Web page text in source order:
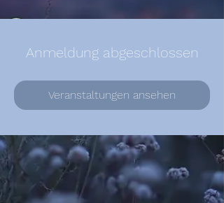
Anmeldung abgeschlossen
Veranstaltungen ansehen